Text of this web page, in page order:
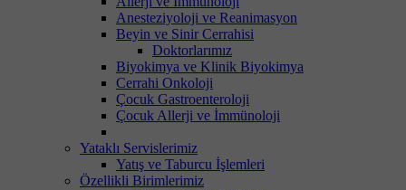
Anesteziyoloji ve Reanimasyon
Beyin ve Sinir Cerrahisi
Doktorlarımız
Biyokimya ve Klinik Biyokimya
Cerrahi Onkoloji
Çocuk Gastroenteroloji
Çocuk Allerji ve İmmünoloji
Yataklı Servislerimiz
Yatış ve Taburcu İşlemleri
Özellikli Birimlerimiz